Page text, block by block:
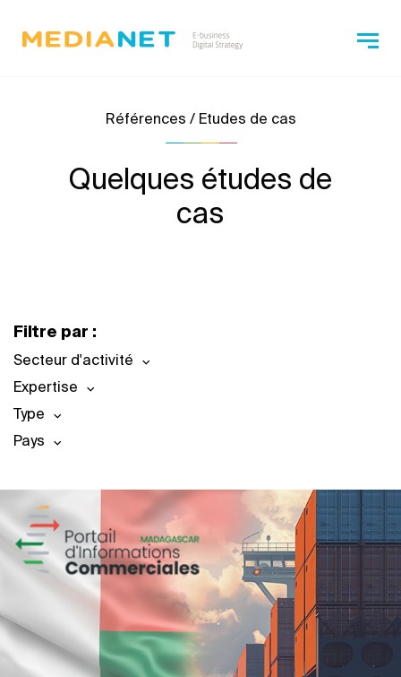
Références / Etudes de cas
Quelques études de
cas
Filtre par :
Secteur d'activité
Expertise
Type
Pays